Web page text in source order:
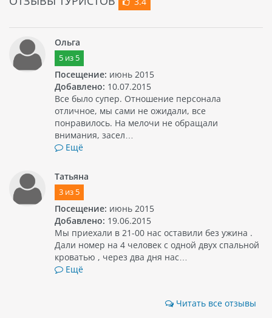
Ольга
5из 5
Посещение: июнь 2015
Добавлено: 10.07.2015
Все было супер. Отношение персонала
отличное, мы сами не ожидали, все
понравилось. На мелочи не обращали
внимания, засел…
Ещё
Татьяна
3из 5
Посещение: июнь 2015
Добавлено: 19.06.2015
Мы приехали в 21-00 нас оставили без ужина .
Дали номер на 4 человек с одной двух спальной
кроватью , через два дня нас…
Ещё
Читать все отзывы